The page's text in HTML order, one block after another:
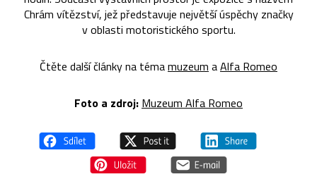
Chrám vítězství, jež představuje největší úspěchy značky
v oblasti motoristického sportu.
Čtěte další články na témamuzeum aAlfa Romeo
Foto a zdroj: Muzeum Alfa Romeo